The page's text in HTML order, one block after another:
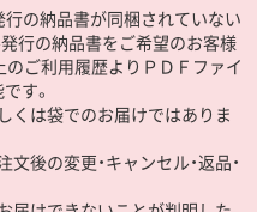
行の納品書が同梱されていない
行の納品書をご希望のお客様
のご利用履歴よりＰＤＦファイ
す。
くは袋でのお届けではありま
後の変更・キャンセル・返品・